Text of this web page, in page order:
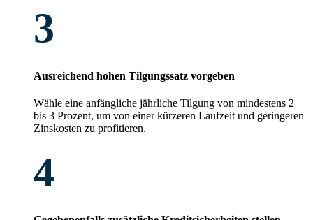
3
Ausreichend hohen Tilgungssatz vorgeben
Wähle eine anfängliche jährliche Tilgung von mindestens 2
bis 3 Prozent, um von einer kürzeren Laufzeit und geringeren
Zinskosten zu profitieren.
4